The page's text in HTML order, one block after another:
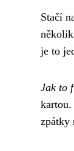
Stačí
je to
Jak to
zpátky